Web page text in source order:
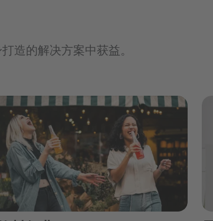
零食
烹饪
汤料&调味酱
涂抹酱&蘸酱
脱水系统和解决方案
造的解决方案中获益。